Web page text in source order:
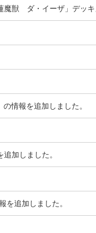
獣 ダ・イーザ」デッキ
情報を追加しました。
加しました。
を追加しました。